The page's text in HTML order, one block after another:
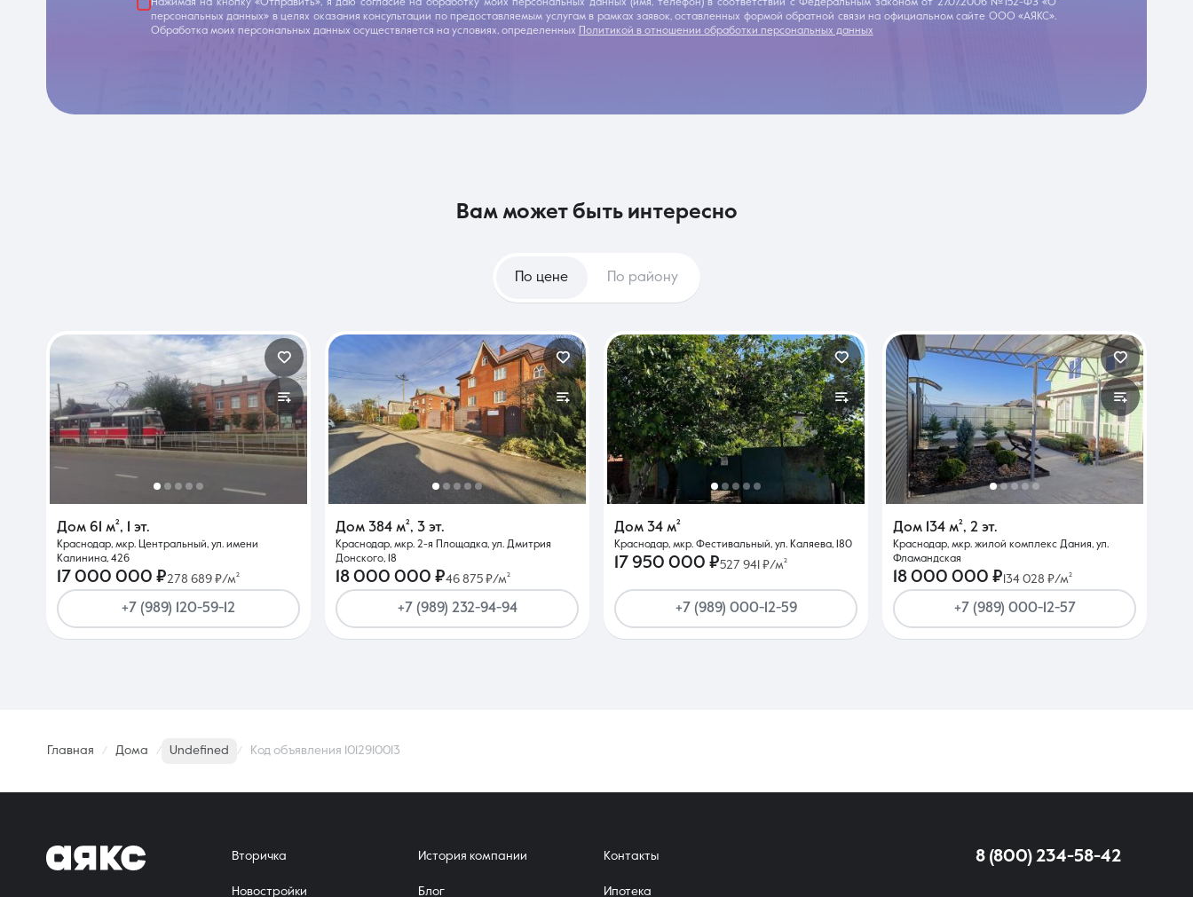
Нажимая на кнопку «Отправить», я даю согласие на обработку моих персональных данных (имя, телефон) в соответствии с Федеральным законом от 27.07.2006 №152-ФЗ «О
персональных данных» в целях оказания консультации по предоставляемым услугам в рамках заявок, оставленных формой обратной связи на официальном сайте ООО «АЯКС».
Обработка моих персональных данных осуществляется на условиях, определенных Политикой в отношении обработки персональных данных
вам может быть интересно
По цене По району
Дом 61 м², 1 эт.
Краснодар, мкр. Центральный, ул. имени
Калинина, 426
17 000 000 ₽278 689 ₽/м²
+7 (989) 120-59-12
Дом 384 м², 3 эт.
Краснодар, мкр. 2-я Площадка, ул. Дмитрия
Донского, 18
18 000 000 ₽46 875 ₽/м²
+7 (989) 232-94-94
Дом 34 м²
Краснодар, мкр. Фестивальный, ул. Каляева, 180
17 950 000 ₽527 941 ₽/м²
+7 (989) 000-12-59
Дом 134 м², 2 эт.
Краснодар, мкр. жилой комплекс Дания, ул.
Фламандская
18 000 000 ₽ 134 028 ₽/м²
+7 (989) 000-12-57
Главная Дома Undefined Код объявления 1012910013
Вторичка
Новостройки
История компании
Блог
Контакты
Ипотека
8 (800) 234-58-42